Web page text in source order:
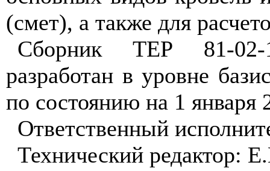
(смет), а также для
Сборник ТЕР 81-02-
разработан в уровне
по состоянию на 1 января
Ответственный
Технический редактор: